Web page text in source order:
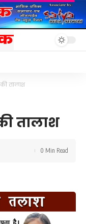
तालाश
तालाश
0 Min Read